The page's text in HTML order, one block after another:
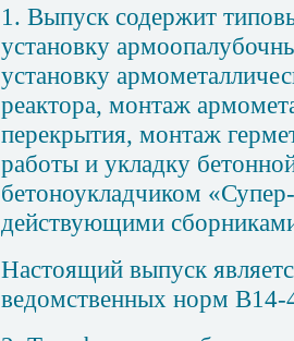
1 . Выпуск содержит
установку
установку
реактора, монтаж
перекрытия, монтаж
работы и укладку
бетоноукладчиком
действующими
Настоящий выпуск
ведомственных норм В14-